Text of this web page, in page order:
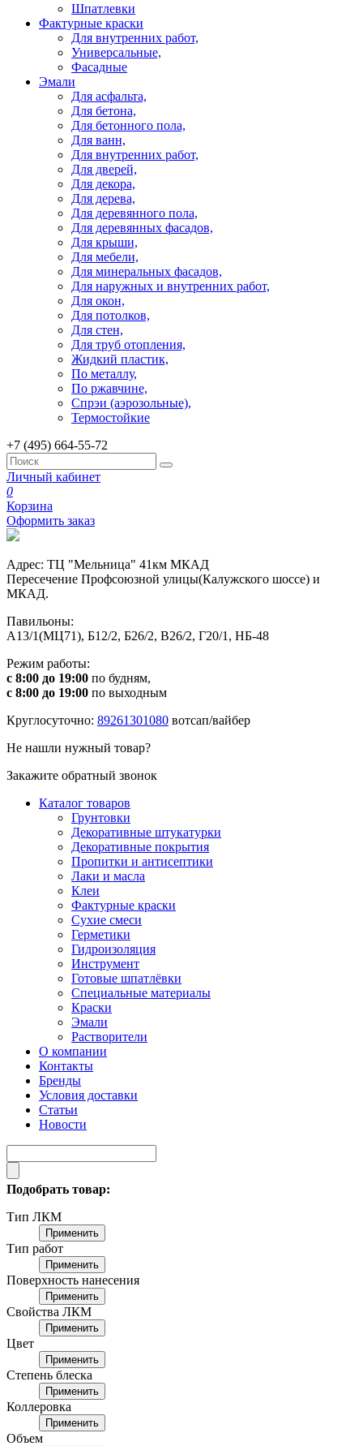
Шпатлевки
Фактурные краски
Для внутренних работ,
Универсальные,
Фасадные
Эмали
Для асфальта,
Для бетона,
Для бетонного пола,
Для ванн,
Для внутренних работ,
Для дверей,
Для декора,
Для дерева,
Для деревянного пола,
Для деревянных фасадов,
Для крыши,
Для мебели,
Для минеральных фасадов,
Для наружных и внутренних работ,
Для окон,
Для потолков,
Для стен,
Для труб отопления,
Жидкий пластик,
По металлу,
По ржавчине,
Спрэи (аэрозольные),
Термостойкие
+7 (495) 664-55-72
Личный кабинет
0
Корзина
Оформить заказ
Адрес: ТЦ "Мельница" 41км МКАД
Пересечение Профсоюзной улицы(Калужского шоссе) и
МКАД.
Павильоны:
А13/1(МЦ71), Б12/2, Б26/2, В26/2, Г20/1, НБ-48
Режим работы:
с 8:00 до 19:00 по будням,
с 8:00 до 19:00 по выходным
Круглосуточно: 89261301080 вотсап/вайбер
Не нашли нужный товар?
Закажите обратный звонок
Каталог товаров
Грунтовки
Декоративные штукатурки
Декоративные покрытия
Пропитки и антисептики
Лаки и масла
Клеи
Фактурные краски
Сухие смеси
Герметики
Гидроизоляция
Инструмент
Готовые шпатлёвки
Специальные материалы
Краски
Эмали
Растворители
О компании
Контакты
Бренды
Условия доставки
Статьи
Новости
Подобрать товар:
Тип ЛКМ
Применить
Тип работ
Применить
Поверхность нанесения
Применить
Свойства ЛКМ
Применить
Цвет
Применить
Степень блеска
Применить
Коллеровка
Применить
Объем